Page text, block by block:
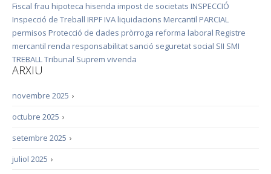
Fiscal frau hipoteca hisenda impost de societats INSPECCIÓ
Inspecció de Treball IRPF IVA liquidacions Mercantil PARCIAL
permisos Protecció de dades pròrroga reforma laboral Registre
mercantil renda responsabilitat sanció seguretat social SII SMI
TREBALLTribunal Suprem vivenda
ARXIU
›
novembre 2025
›
octubre 2025
›
setembre 2025
›
juliol 2025